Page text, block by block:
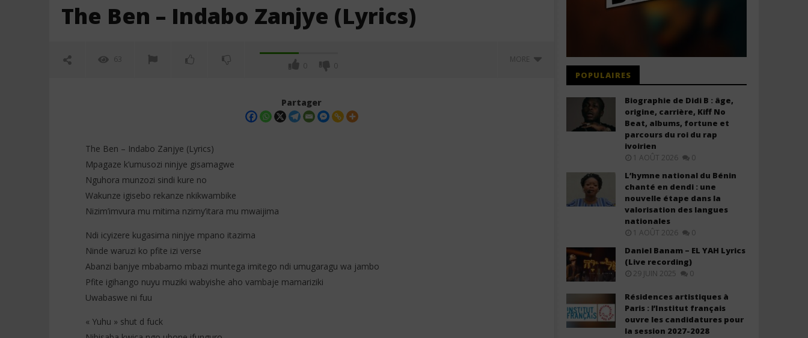
The Ben – Indabo Zanjye (Lyrics)
63
0 0
MORE
The Ben – Indabo Zanjye (Lyrics)
décembre
2025
Stone
Israel Mbonyi - Unigeukie (Lyrics
Signification)
2025
Israel Mbonyi - You won't let go
décembre
Stone
Israel Mbonyi -
décembre
Partager
The Ben – Indabo Zanjye (Lyrics)
Mpagaze k’umusozi ninjye gisamagwe
Nguhora munzozi sindi kure no
Wakunze igisebo rekanze nkikwambike
Nizim’imvura mu mitima nzimy’itara mu mwaijima
Ndi icyizere kugasima ninjye mpano itazima
Ninde waruzi ko pfite izi verse
Abanzi banjye mbabamo mbazi muntega imitego ndi umugaragu wa jambo
Pfite igihango nuyu muziki wabyishe aho vambaje mamariziki
Uwabaswe ni fuu
« Yuhu » shut d fuck
POPULAIRES
Biographie de Didi B : âge,
origine, carrière, Kiff No
Beat, albums, fortune et
parcours du roi du rap
ivoirien
1 AOÛT 2026 0
L’hymne national du Bénin
chanté en dendi : une
nouvelle étape dans la
valorisation des langues
nationales
1 AOÛT 2026 0
Daniel Banam – EL YAH Lyrics
(Live recording)
29 JUIN 2025 0
Résidences artistiques à
Paris : l’Institut français
ouvre les candidatures pour
la session 2027-2028